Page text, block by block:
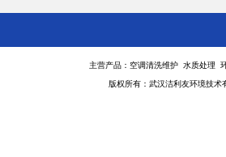
主营产品：空调清洗维护 水质处理
版权所有：武汉洁利友环境技术